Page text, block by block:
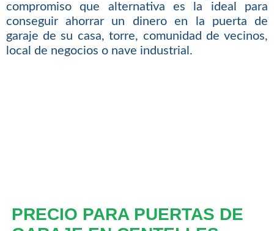
compromiso que alternativa es la ideal para
conseguir ahorrar un dinero en la puerta de
garaje de su casa, torre, comunidad de vecinos,
local de negocios o nave industrial.
PRECIO PARA PUERTAS DE